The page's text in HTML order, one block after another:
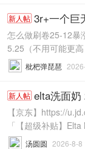
新人帖 3r+一个巨
怎么做刷卷25-12暴
5.25（不用可能更
枇杷弹琵琶
新人帖 elta洗面奶
【京东】https://
「【超级补贴】
汤圆圆 2026-8-8